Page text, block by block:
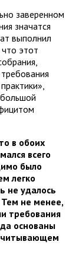
заверенном
значатся
выполнил
этот
в обоих
всего
было
легко
не удалось
Тем не менее,
требования
основаны